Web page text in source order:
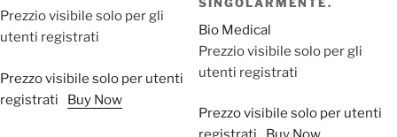
Prezzio visibile solo per gli
utenti registrati
Prezzo visibile solo per utenti
registrati
Buy Now
Bio Medical
Prezzio visibile solo per gli
utenti registrati
Prezzo visibile solo per utenti